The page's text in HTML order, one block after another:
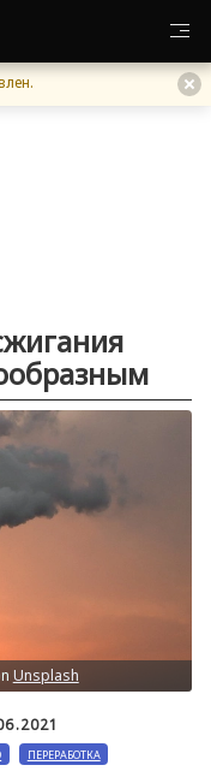
Unsplash
ПЕРЕРАБОТКА